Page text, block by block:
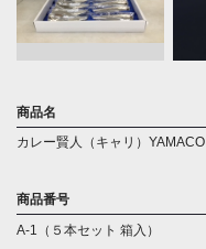
カレー賢人（キャリ）YAMACO
商品番号
A-1（５本セット 箱入）